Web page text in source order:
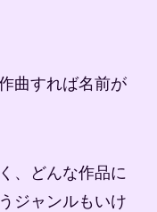
曲すれば名前が
、どんな作品に
ジャンルもいけ